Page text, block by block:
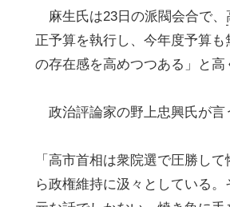
麻生氏は23日の派閥会合で、
正予算を執行し、今年度予算
の存在感を高めつつある」と高
政治評論家の野上忠興氏が言
「高市首相は衆院選で圧勝し
ら政権維持に汲々としている